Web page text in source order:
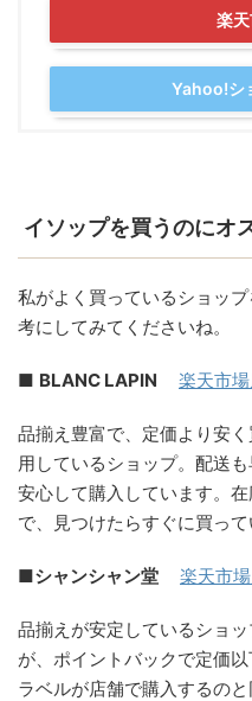
楽
Yahoo!シ
イソップを買うのにオ
私がよく買っているショッ
考にしてみてくださいね。
■ BLANC LAPIN 楽天市
品揃え豊富で、定価より安
用しているショップ。配送
安心して購入しています。
で、見つけたらすぐに買って
■シャンシャン堂 楽天市
品揃えが安定しているショ
が、ポイントバックで定価
ラベルが店舗で購入するの